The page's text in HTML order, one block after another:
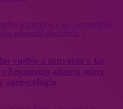
vuelve a convocar a las
Encuentro abierto sobre